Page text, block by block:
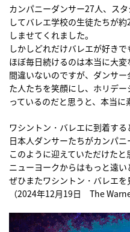
カンパニーダンサー27人、ス
してバレエ学校の生徒たちが
しませてくれました。
しかしどれだけバレエが好き
ほぼ毎日続けるのは本当に大
間違いないのですが、ダンサ
た人たちを笑顔にし、ホリデ
っているのだと思うと、本当に
ワシントン・バレエに到着する
日本人ダンサーたちがカンパ
このように迎えていただけたと
ニューヨークからはもっと遠い
ぜひまたワシントン・バレエを
（2024年12月19日 The